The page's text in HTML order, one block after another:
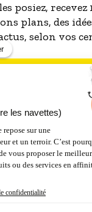
posiez, recevez
plans, des
selon vos
À LA
/ PRESSE